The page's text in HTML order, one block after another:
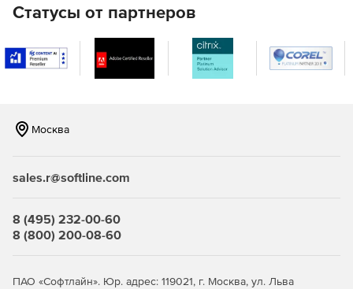
числе с поддержкой PAE, netbook и новейших
процессоров Intel).
Обновленные драйвера Intel, NVIDIA и AMD с
Mesa 7.11.
помощью Bumblebee (не включена на DVD, но может
быть установлена из основного репозитория Main).
Статусы от партнеров
Москва
sales.r@softline.com
8 (495) 232-00-60
8 (800) 200-08-60
ПАО «Софтлайн». Юр. адрес: 119021, г. Москва, ул. Льва